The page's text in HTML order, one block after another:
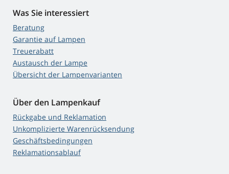
Was Sie interessiert
Beratung
Garantie auf Lampen
Treuerabatt
Austausch der Lampe
Übersicht der Lampenvarianten
Über den Lampenkauf
Rückgabe und Reklamation
Unkomplizierte Warenrücksendung
Geschäftsbedingungen
Reklamationsablauf